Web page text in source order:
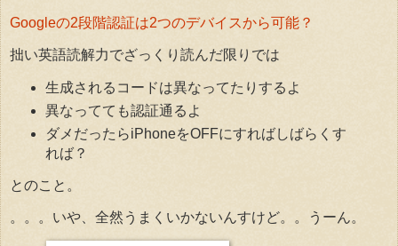
Googleの2段階認証は2つのデバイスから可能？
拙い英語読解力でざっくり読んだ限りでは
生成されるコードは異なってたりするよ
異なってても認証通るよ
ダメだったらiPhoneをOFFにすればしばらくす
れば？
とのこと。
。。。いや、全然うまくいかないんすけど。。うーん。